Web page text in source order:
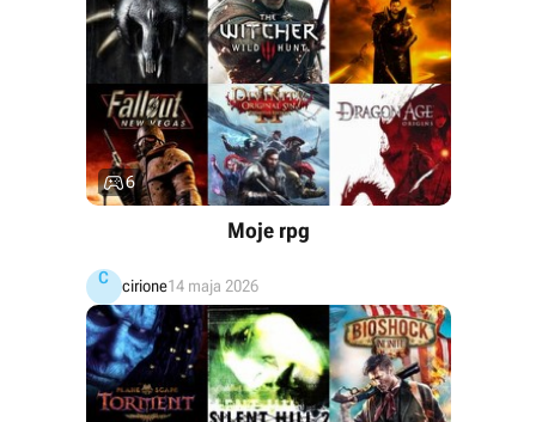
6
Moje rpg
C cirione14 maja 2026